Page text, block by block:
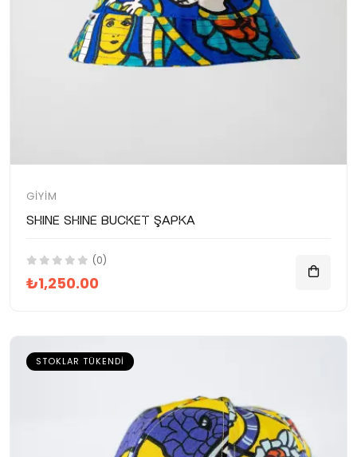
GIYIM
SHINE SHINE Bucket Şapka
(0)
₺1,250.00
STOKLAR TÜKENDI